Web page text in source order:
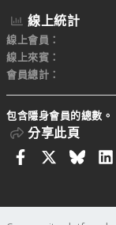
線上統計
線上會員
線上來賓
會員總計
包含隱身會員的總數。
分享此頁
Facebook